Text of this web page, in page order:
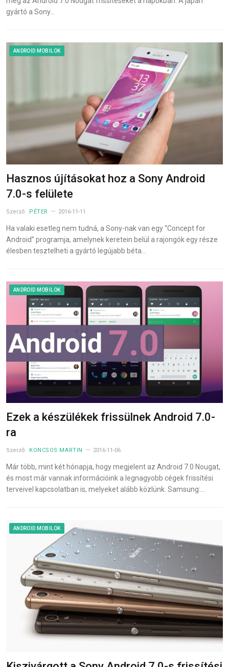
gyártó a Sony…
ANDROID MOBILOK
Hasznos újításokat hoz a Sony Android
7.0-s felülete
Szerző: PÉTER 2016-11-11
Ha valaki esetleg nem tudná, a Sony-nak van egy “Concept for
Android” programja, amelynek keretein belül a rajongók egy része
élesben tesztelheti a gyártó legújabb béta…
ANDROID MOBILOK
Ezek a készülékek frissülnek Android 7.0-
ra
Szerző: KONCSOS MARTIN 2016-11-06
Már több, mint két hónapja, hogy megjelent az Android 7.0 Nougat,
és most már vannak információink a legnagyobb cégek frissítési
terveivel kapcsolatban is, melyeket alább közlünk. Samsung:…
ANDROID MOBILOK